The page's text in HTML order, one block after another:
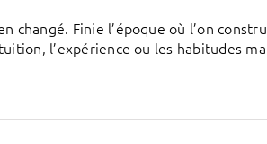
changé. Finie l’époque où l’on
l’expérience ou les habitudes